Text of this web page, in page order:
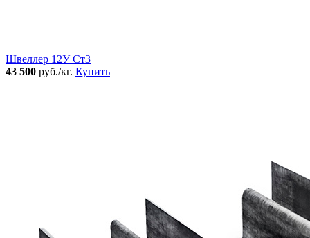
Швеллер 12У Ст3
43 500 руб./кг. Купить